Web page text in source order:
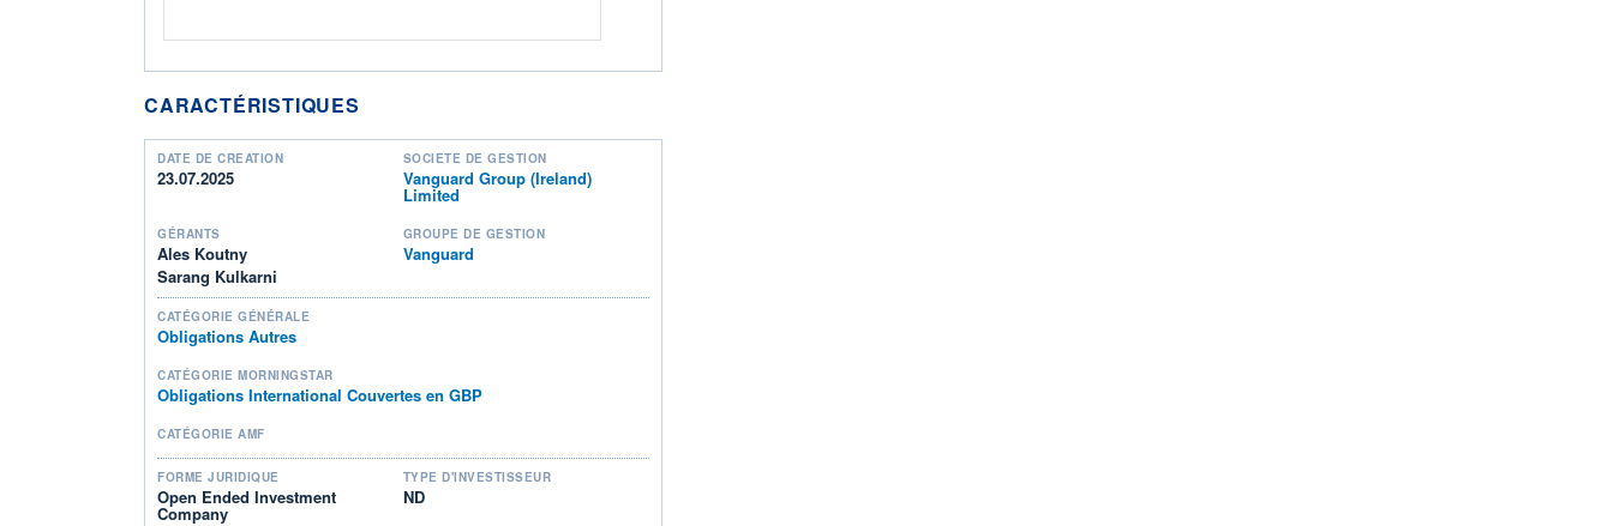
CARACTÉRISTIQUES
DATE DE CRÉATION
23.07.2025
SOCIÉTÉ DE GESTION
Vanguard Group (Ireland)
Limited
GÉRANTS
Ales Koutny
Sarang Kulkarni
GROUPE DE GESTION
Vanguard
CATÉGORIE GÉNÉRALE
Obligations Autres
CATÉGORIE MORNINGSTAR
Obligations International Couvertes en GBP
CATÉGORIE AMF
FORME JURIDIQUE
Open Ended Investment
Company
TYPE D'INVESTISSEUR
ND